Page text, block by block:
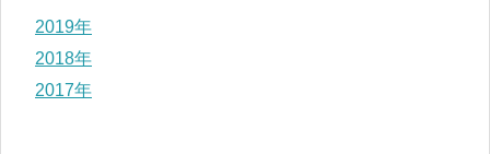
2019年
2018年
2017年